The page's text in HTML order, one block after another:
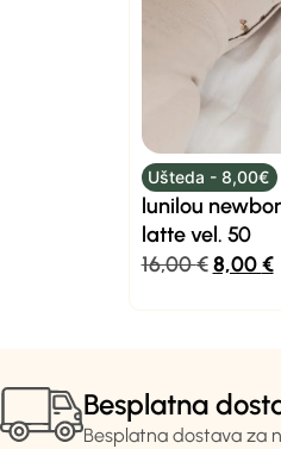
Ušteda - 8,00€
lunilou
latte vel. 50
16,00€ 8,00€
Besplatna
Besplatna dostava za